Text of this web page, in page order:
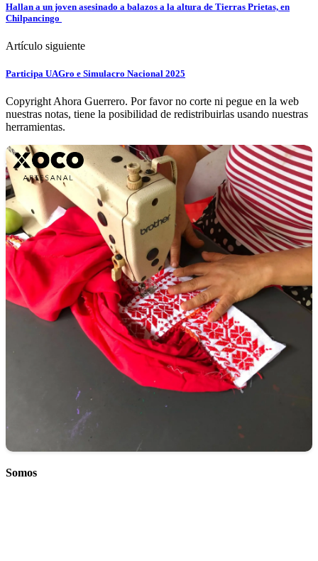
Hallan a un joven asesinado a balazos a la altura de Tierras Prietas, en
Chilpancingo
Artículo siguiente
Participa UAGro e Simulacro Nacional 2025
Copyright Ahora Guerrero. Por favor no corte ni pegue en la web
nuestras notas, tiene la posibilidad de redistribuirlas usando nuestras
herramientas.
Somos